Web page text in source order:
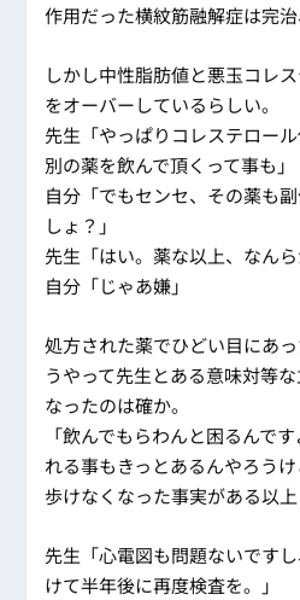
作用だった横紋筋融解症は完治
しかし中性脂肪値と悪玉コレ
をオーバーしているらしい。
先生「やっぱりコレステロー
別の薬を飲んで頂くって事も」
自分「でもセンセ、その薬も
しょ？」
先生「はい。薬な以上、なんら
自分「じゃあ嫌」
処方された薬でひどい目にあ
うやって先生とある意味対等
なったのは確か。
「飲んでもらわんと困るんで
れる事もきっとあるんやろう
歩けなくなった事実がある以上
先生「心電図も問題ないです
けて半年後に再度検査を。」